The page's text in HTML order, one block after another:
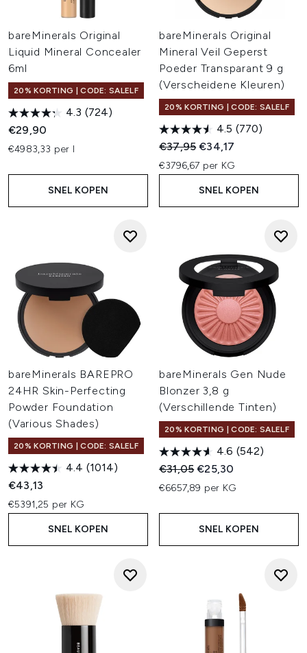
bareMinerals Original
Liquid Mineral Concealer
6ml
20% KORTING | CODE: SALELF
4.3 (724)
€29,90
€4983,33 per l
SNEL KOPEN
bareMinerals Original
Mineral Veil Geperst
Poeder Transparant 9 g
(Verscheidene Kleuren)
20% KORTING | CODE: SALELF
4.5 (770)
Recommended Retail Price:
€37,95Huidige prijs:
€34,17
€3796,67 per KG
SNEL KOPEN
bareMinerals BAREPRO
24HR Skin-Perfecting
Powder Foundation
(Various Shades)
20% KORTING | CODE: SALELF
4.4 (1014)
€43,13
€5391,25 per KG
SNEL KOPEN
bareMinerals Gen Nude
Blonzer 3,8 g
(Verschillende Tinten)
20% KORTING | CODE: SALELF
4.6 (542)
Recommended Retail Price:
€31,05Huidige prijs:
€25,30
€6657,89 per KG
SNEL KOPEN